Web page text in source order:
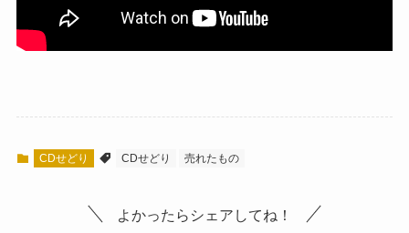
CDせどり CDせどり 売れたもの
よかったらシェアしてね！